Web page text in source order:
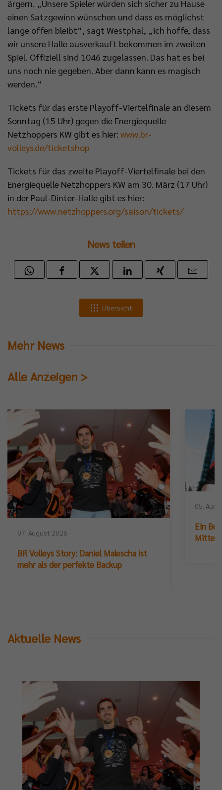
ärgern. „Unsere Spieler würden sich sicher zu Hause
einen Satzgewinn wünschen und dass es möglichst
lange offen bleibt“, sagt Westphal, „ich hoffe, dass
wir unsere Halle ausverkauft bekommen im zweiten
Spiel. Offiziell sind 1046 zugelassen. Das hat es bei
uns noch nie gegeben. Aber dann kann es magisch
werden.“
Tickets für das erste Playoff-Viertelfinale an diesem
Sonntag (15 Uhr) gegen die Energiequelle
Netzhoppers KW gibt es hier: www.br-
volleys.de/ticketshop
Tickets für das zweite Playoff-Viertelfinale bei den
Energiequelle Netzhoppers KW am 30. März (17 Uhr)
in der Paul-Dinter-Halle gibt es hier:
https://www.netzhoppers.org/saison/tickets/
News teilen
Übersicht
Mehr News
Alle Anzeigen >
07. August 2026
BR Volleys Story: Daniel Malescha ist
mehr als der perfekte Backup
05.
Ein
Aktuelle News